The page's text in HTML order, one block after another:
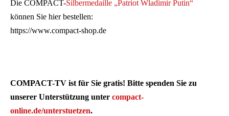
Die COMPACT-Silbermedaille „Patriot Wladimir Putin“
können Sie hier bestellen:
https://www.compact-shop.de
COMPACT-TV ist für Sie gratis! Bitte spenden Sie zu
unserer Unterstützung unter compact-
online.de/unterstuetzen.